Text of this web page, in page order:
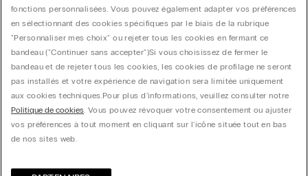
Guide produit
Service client
Données légales
Société
fonctions personnalisées. Vous pouvez également adapter vos préférences
en sélectionnant des cookies spécifiques par le biais de la rubrique
"Personnaliser mes choix" ou rejeter tous les cookies en fermant ce
bandeau ("Continuer sans accepter")​ Si vous choisissez de fermer le
bandeau et de rejeter tous les cookies, les cookies de profilage ne seront
pas installés et votre expérience de navigation sera limitée uniquement
aux cookies techniques.​ Pour plus d'informations, veuillez consulter notre
Politique de cookies. Vous pouvez révoquer votre consentement ou ajuster
vos préférences à tout moment en cliquant sur l'icône située tout en bas
de nos sites web.